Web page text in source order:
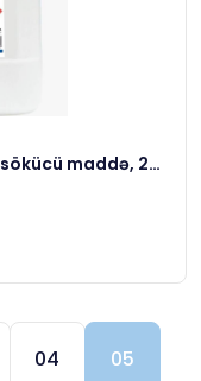
maddə, 23
04 05